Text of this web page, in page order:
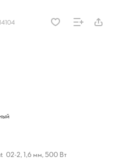
02-2, 1,6 мм, 500 Вт